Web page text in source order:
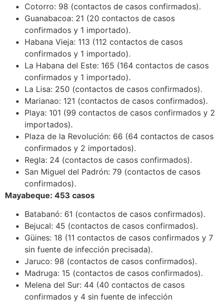
Cotorro: 98 (contactos de casos confirmados).
Guanabacoa: 21 (20 contactos de casos
confirmados y 1 importado).
Habana Vieja: 113 (112 contactos de casos
confirmados y 1 importado).
La Habana del Este: 165 (164 contactos de casos
confirmados y 1 importado).
La Lisa: 250 (contactos de casos confirmados).
Marianao: 121 (contactos de casos confirmados).
Playa: 101 (99 contactos de casos confirmados y 2
importados).
Plaza de la Revolución: 66 (64 contactos de casos
confirmados y 2 importados).
Regla: 24 (contactos de casos confirmados).
San Miguel del Padrón: 79 (contactos de casos
confirmados).
Mayabeque: 453 casos
Batabanó: 61 (contactos de casos confirmados).
Bejucal: 45 (contactos de casos confirmados).
Güines: 18 (11 contactos de casos confirmados y 7
sin fuente de infección precisada).
Jaruco: 98 (contactos de casos confirmados).
Madruga: 15 (contactos de casos confirmados).
Melena del Sur: 44 (40 contactos de casos
confirmados y 4 sin fuente de infección